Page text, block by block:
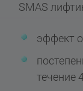
SMAS
эффект
течение